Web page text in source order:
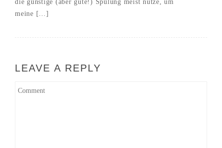
die günstige (aber gute!) Spülung meist nutze, um
meine […]
LEAVE A REPLY